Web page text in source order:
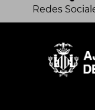
Redes